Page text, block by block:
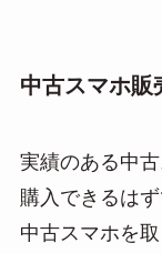
中古スマホ販
実績のある中
購入できるは
中古スマホを